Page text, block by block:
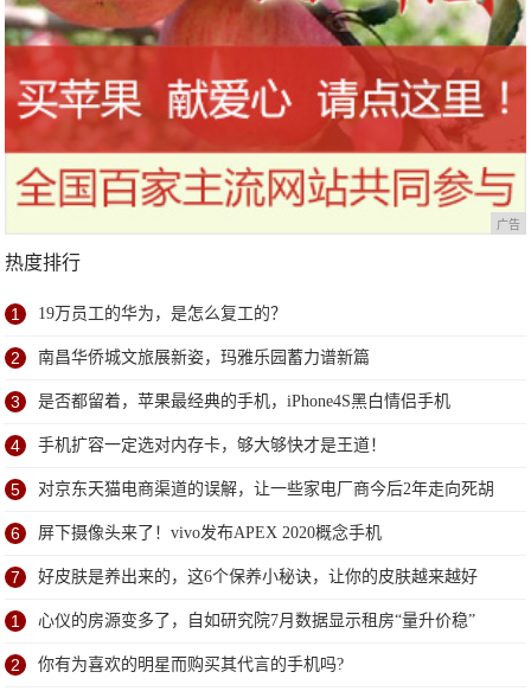
广告
热度排行
1 19万员工的华为，是怎么复工的？
2 南昌华侨城文旅展新姿，玛雅乐园蓄力谱新篇
3 是否都留着，苹果最经典的手机，iPhone4S黑白情侣手机
4 手机扩容一定选对内存卡，够大够快才是王道！
5 对京东天猫电商渠道的误解，让一些家电厂商今后2年走向死胡
同
6 屏下摄像头来了！vivo发布APEX 2020概念手机
7 好皮肤是养出来的，这6个保养小秘诀，让你的皮肤越来越好
1 心仪的房源变多了，自如研究院7月数据显示租房“量升价稳”
2 你有为喜欢的明星而购买其代言的手机吗?